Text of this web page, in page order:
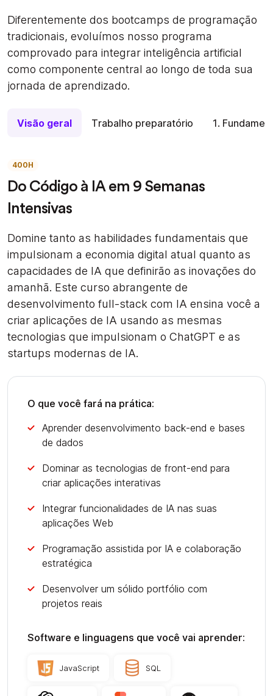
Diferentemente dos bootcamps de programação
tradicionais, evoluímos nosso programa
comprovado para integrar inteligência artificial
como componente central ao longo de toda sua
jornada de aprendizado.
Visão geral Trabalho preparatório 1.
400H
Do Código à IA em 9 Semanas
Intensivas
Domine tanto as habilidades fundamentais que
impulsionam a economia digital atual quanto as
capacidades de IA que definirão as inovações do
amanhã. Este curso abrangente de
desenvolvimento full-stack com IA ensina você a
criar aplicações de IA usando as mesmas
tecnologias que impulsionam o ChatGPT e as
startups modernas de IA.
O que você fará na prática:
Aprender desenvolvimento back-end e bases
de dados
Dominar as tecnologias de front-end para
criar aplicações interativas
Integrar funcionalidades de IA nas suas
aplicações Web
Programação assistida por IA e colaboração
estratégica
Desenvolver um sólido portfólio com
projetos reais
Software e linguagens que você vai aprender:
JavaScript SQL